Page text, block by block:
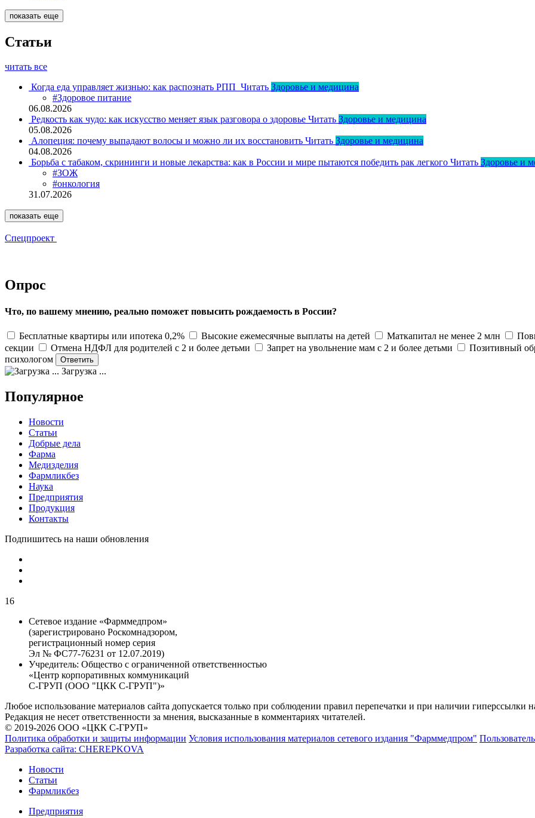
показать еще
Статьи
читать все
Когда еда управляет жизнью: как распознать РПП Читать Здоровье и медицина
#Здоровое питание
06.08.2026
Редкость как чудо: как искусство меняет язык разговора о здоровье Читать Здоровье и медицина
05.08.2026
Алопеция: почему выпадают волосы и можно ли их восстановить Читать Здоровье и медицина
04.08.2026
Борьба с табаком, скрининги и новые лекарства: как в России и мире пытаются победить рак легкого Читать Здоровье и
#ЗОЖ
#онкология
31.07.2026
показать еще
Спецпроект
Опрос
Что, по вашему мнению, реально поможет повысить рождаемость в России?
Бесплатные квартиры или ипотека 0,2% Высокие ежемесячные выплаты на детей Маткапитал не менее 2 млн
секции
Отмена НДФЛ для родителей с 2 и более детьми Запрет на увольнение мам с 2 и более детьми Позитивный
психологом
Загрузка ...
Популярное
Новости
Статьи
Добрые дела
Фарма
Медизделия
Фармликбез
Наука
Предприятия
Продукция
Контакты
Подпишитесь на наши обновления
16
Сетевое издание «Фарммедпром»
(зарегистрировано Роскомнадзором,
регистрационный номер серия
Эл № ФС77-76231 от 12.07.2019)
Учредитель: Общество с ограниченной ответственностью
«Центр корпоративных коммуникаций
С-ГРУП (ООО "ЦКК С-ГРУП")»
Любое использование материалов сайта допускается только при соблюдении правил перепечатки и при наличии гиперссылки
Редакция не несет ответственности за мнения, высказанные в комментариях читателей.
© 2019-2026 ООО «ЦКК С-ГРУП»
Политика обработки и защиты информации Условия использования материалов сетевого издания "Фарммедпром"
Разработка сайта: CHEREPKOVA
Новости
Статьи
Фармликбез
Предприятия